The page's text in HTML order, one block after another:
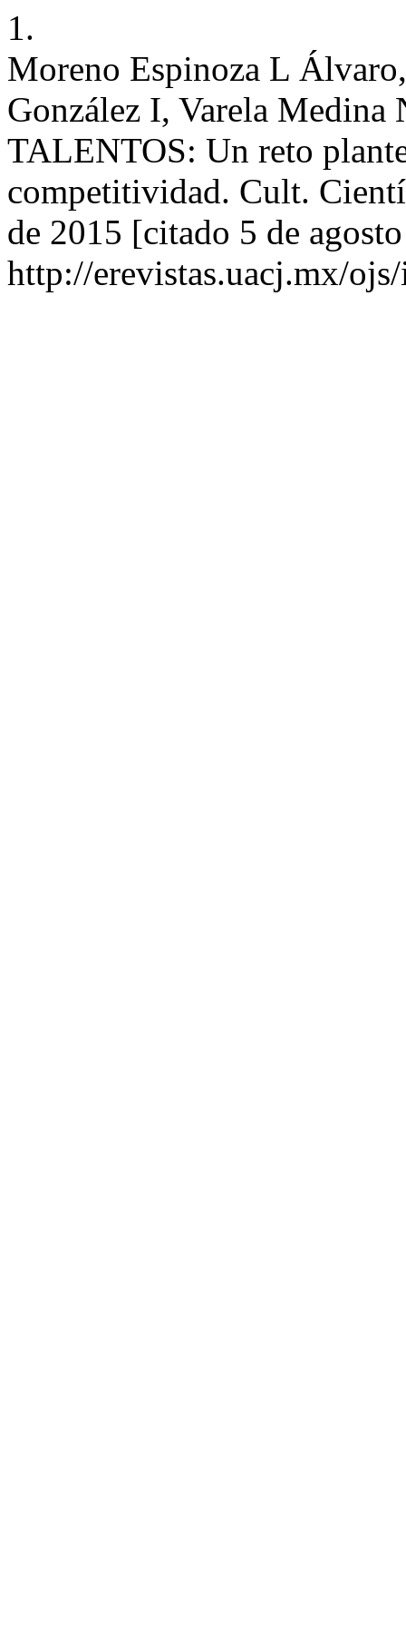
1.
Moreno Espinoza L
González I, Varela
TALENTOS: Un reto
competitividad. Cult.
de 2015 [citado 5 de
http://erevistas.uacj.mx/